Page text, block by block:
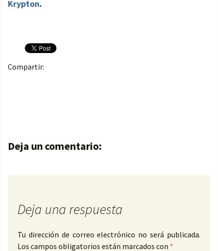
Krypton.
Compartir:
Navegación de entradas
Deja un comentario:
Deja una respuesta
Tu dirección de correo electrónico no será publicada.
Los campos obligatorios están marcados con *